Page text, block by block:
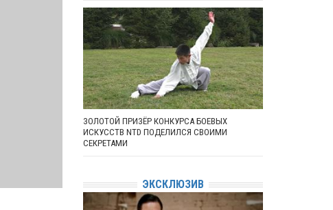
ЗОЛОТОЙ ПРИЗЁР КОНКУРСА БОЕВЫХ
ИСКУССТВ NTD ПОДЕЛИЛСЯ СВОИМИ
СЕКРЕТАМИ
ЭКСКЛЮЗИВ